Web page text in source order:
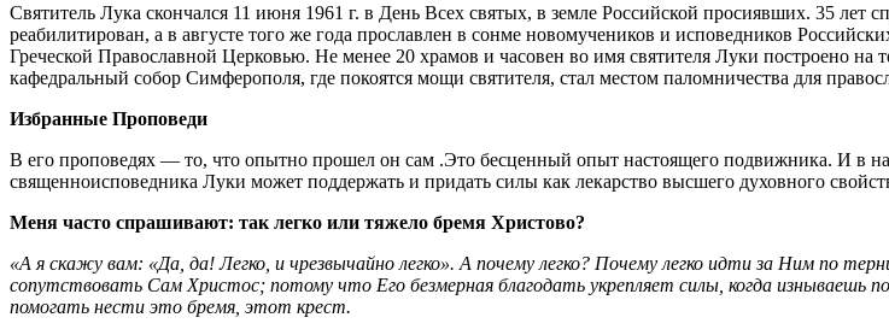
Святитель Лука скончался 11 июня 1961 г. в День Всех святых, в земле Российской просиявших. 35
реабилитирован, а в августе того же года прославлен в сонме новомучеников и исповедников
Греческой Православной Церковью. Не менее 20 храмов и часовен во имя святителя Луки построено
кафедральный собор Симферополя, где покоятся мощи святителя, стал местом паломничества для
Избранные Проповеди
В его проповедях — то, что опытно прошел он сам .Это бесценный опыт настоящего подвижника. И в
священноисповедника Луки может поддержать и придать силы как лекарство высшего духовного
Меня часто спрашивают: так легко или тяжело бремя Христово?
«А я скажу вам: «Да, да! Легко, и чрезвычайно легко». А почему легко? Почему легко идти за Ним по
сопутствовать Сам Христос; потому что Его безмерная благодать укрепляет силы, когда
помогать нести это бремя, этот крест.